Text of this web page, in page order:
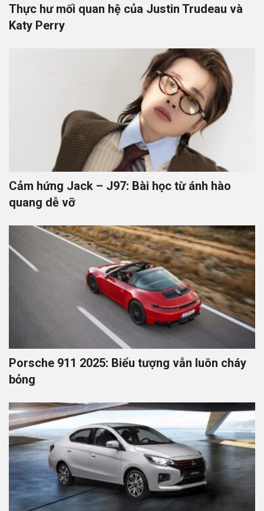
Thực hư mối quan hệ của Justin Trudeau và
Katy Perry
Cảm hứng Jack – J97: Bài học từ ánh hào
quang dễ vỡ
Porsche 911 2025: Biểu tượng vẫn luôn cháy
bỏng